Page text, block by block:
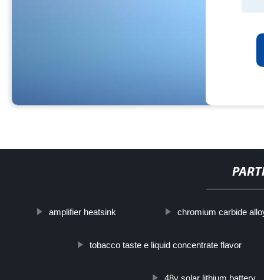
amplifier heatsink chromium carbide
tobacco taste e liquid concentrate flavor
48v solar lithium battery